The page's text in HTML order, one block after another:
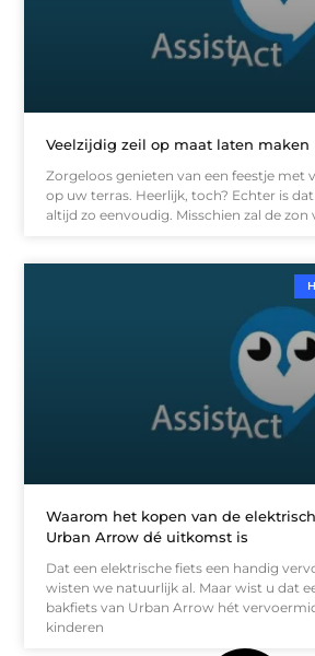
Veelzijdig zeil op maat laten maken
Zorgeloos genieten van een feestje met
op uw terras. Heerlijk, toch? Echter is
altijd zo eenvoudig. Misschien zal de
Waarom het kopen van de
Urban Arrow dé uitkomst is
Dat een elektrische fiets een handig
wisten we natuurlijk al. Maar wist u dat
bakfiets van Urban Arrow hét
kinderen